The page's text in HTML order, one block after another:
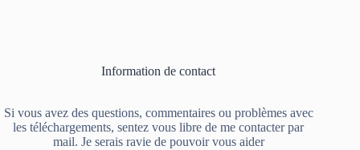
Information de contact
Si vous avez des questions, commentaires ou problèmes avec
les téléchargements, sentez vous libre de me contacter par
mail. Je serais ravie de pouvoir vous aider